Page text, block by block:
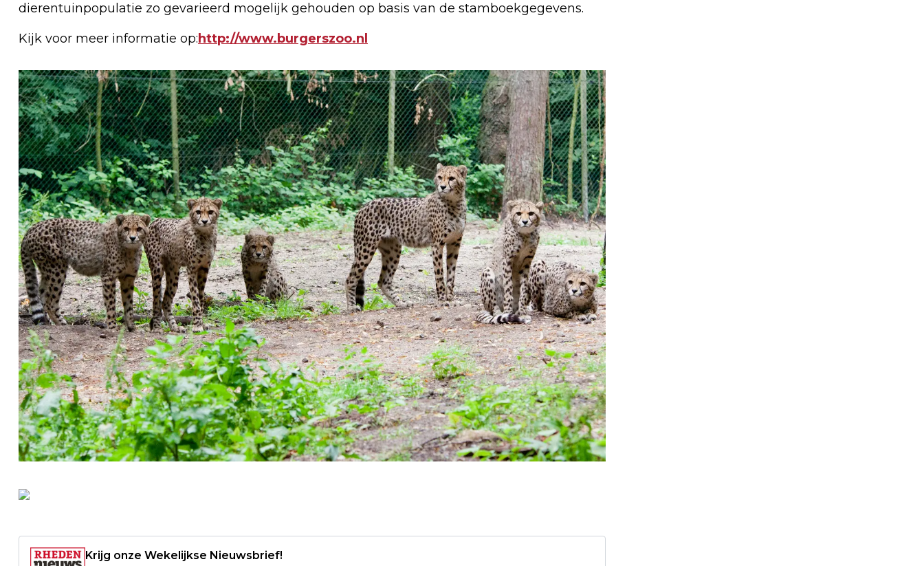
dierentuinpopulatie zo gevarieerd mogelijk gehouden op basis van de stamboekgegevens.
Kijk voor meer informatie op:http://www.burgerszoo.nl
Krijg onze Wekelijkse Nieuwsbrief!